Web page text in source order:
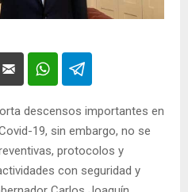
descensos importantes en
19, sin embargo, no se
protocolos y
con seguridad y